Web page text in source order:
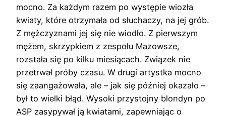
mocno. Za każdym razem po występie wiozła
kwiaty, które otrzymała od słuchaczy, na jej grób.
Z mężczyznami jej się nie wiodło. Z pierwszym
mężem, skrzypkiem z zespołu Mazowsze,
rozstała się po kilku miesiącach. Związek nie
przetrwał próby czasu. W drugi artystka mocno
się zaangażowała, ale – jak się później okazało –
był to wielki błąd. Wysoki przystojny blondyn po
ASP zasypywał ją kwiatami, zapewniając o